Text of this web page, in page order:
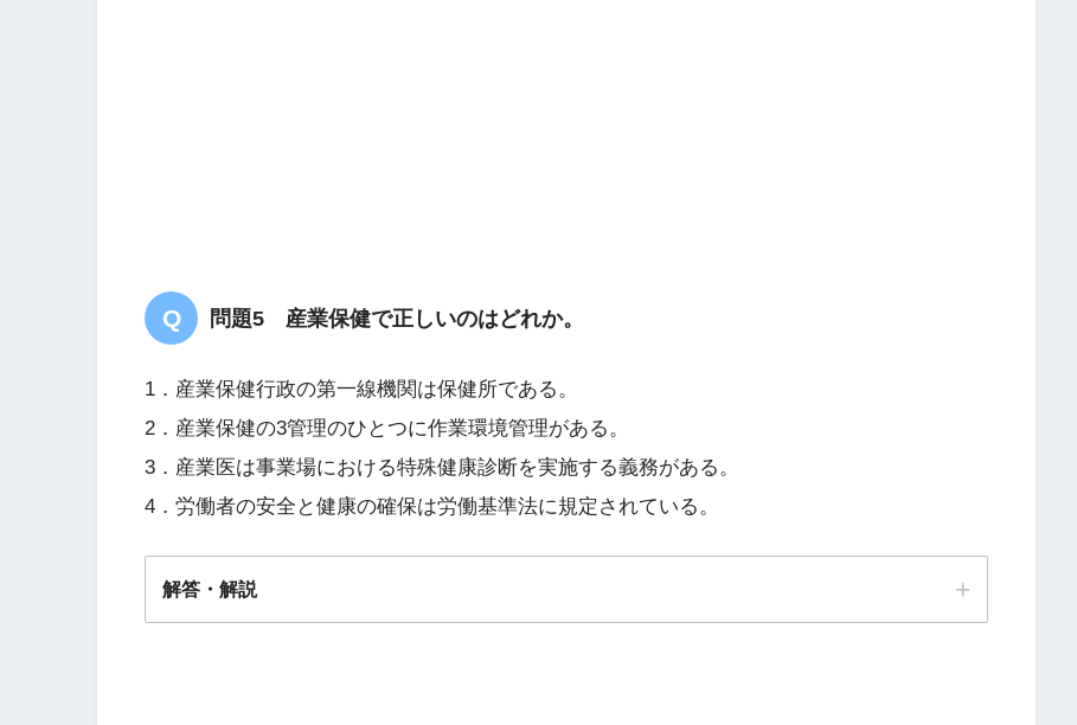
問題5 産業保健で正しいのはどれか。
1．産業保健行政の第一線機関は保健所である。
2．産業保健の3管理のひとつに作業環境管理がある。
3．産業医は事業場における特殊健康診断を実施する義務がある。
4．労働者の安全と健康の確保は労働基準法に規定されている。
解答・解説